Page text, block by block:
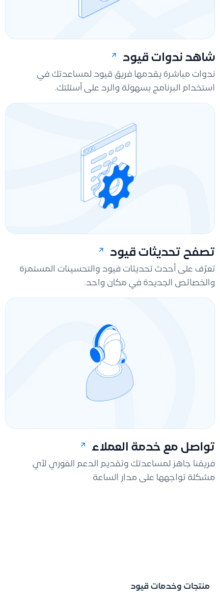
شاهد ندوات قيود
ندوات مباشرة يقدمها فريق قيود لمساعدتك في
استخدام البرنامج بسهولة والرد على أسئلتك.
تصفح تحديثات قيود
تعرّف على أحدث تحديثات فيود والتحسينات المستمرة
والخصائص الجديدة في مكان واحد.
تواصل مع خدمة العملاء
فريقنا جاهز لمساعدتك وتقديم الدعم الفوري لأي
مشكلة تواجهها على مدار الساعة
منتجات وخدمات قيود